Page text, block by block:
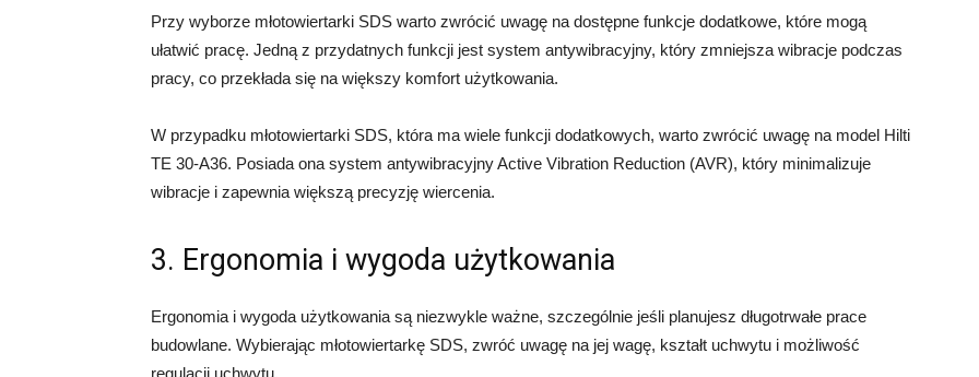
Przy wyborze młotowiertarki SDS warto zwrócić uwagę na dostępne funkcje dodatkowe, które mogą
ułatwić pracę. Jedną z przydatnych funkcji jest system antywibracyjny, który zmniejsza wibracje podczas
pracy, co przekłada się na większy komfort użytkowania.
W przypadku młotowiertarki SDS, która ma wiele funkcji dodatkowych, warto zwrócić uwagę na model Hilti
TE 30-A36. Posiada ona system antywibracyjny Active Vibration Reduction (AVR), który minimalizuje
wibracje i zapewnia większą precyzję wiercenia.
3. Ergonomia i wygoda użytkowania
Ergonomia i wygoda użytkowania są niezwykle ważne, szczególnie jeśli planujesz długotrwałe prace
budowlane. Wybierając młotowiertarkę SDS, zwróć uwagę na jej wagę, kształt uchwytu i możliwość
regulacji uchwytu.